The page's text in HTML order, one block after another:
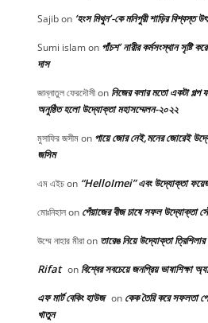
Sajibon ‘হংস মিথুন’-কে মনিপুরী শাড়ির বিশ্বস্ত
Sumi islamon পাঁচশ’ নারীর কর্মসংস্থান সৃষ্টি
দাস
জান্নাতুল ফেরদৌসীon নিজের বলার মতো একটা গল্প
অনুষ্ঠিত হলো উদ্যোক্তা মহাসম্মেলন-২০২২
মুসাফির জসীমon পায়ে জোর নেই,মনের জোরেই
জসিম
এম এইচon “HelloImei” এবং উদ্যোক্তা
মোঃনিহালon পেঁয়াজের বীজ চাষে সফল উদ্যোক্তা
উম্মে নাহার মীরাon তারেঙ নিয়ে উদ্যোক্তা
Rifat on বিশ্বের সবচেয়ে জনপ্রিয় ভাষাশিক্ষা
এফ মার্ট বেকিং হাউজ on কেক তৈরি করে সফলতা
খাতুন